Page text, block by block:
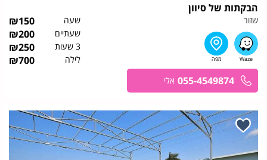
הבקתות של סיוון
שזור שעה ₪150
שעתיים ₪200
3 שעות ₪250
לילה ₪700
055-4549874 אלי